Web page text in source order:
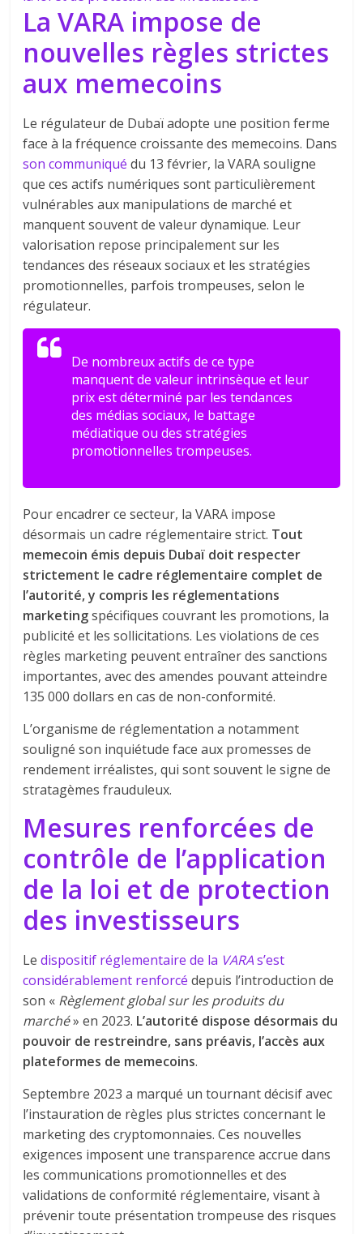
La VARA impose de
nouvelles règles strictes
aux memecoins
Le régulateur de Dubaï adopte une position ferme
face à la fréquence croissante des memecoins. Dans
son communiqué du 13 février, la VARA souligne
que ces actifs numériques sont particulièrement
vulnérables aux manipulations de marché et
manquent souvent de valeur dynamique. Leur
valorisation repose principalement sur les
tendances des réseaux sociaux et les stratégies
promotionnelles, parfois trompeuses, selon le
régulateur.
De nombreux actifs de ce type
manquent de valeur intrinsèque et leur
prix est déterminé par les tendances
des médias sociaux, le battage
médiatique ou des stratégies
promotionnelles trompeuses.
Pour encadrer ce secteur, la VARA impose
désormais un cadre réglementaire strict. Tout
memecoin émis depuis Dubaï doit respecter
strictement le cadre réglementaire complet de
l’autorité, y compris les réglementations
marketingspécifiques couvrant les promotions, la
publicité et les sollicitations. Les violations de ces
règles marketing peuvent entraîner des sanctions
importantes, avec des amendes pouvant atteindre
135 000 dollars en cas de non-conformité.
L’organisme de réglementation a notamment
souligné son inquiétude face aux promesses de
rendement irréalistes, qui sont souvent le signe de
stratagèmes frauduleux.
Mesures renforcées de
contrôle de l’application
de la loi et de protection
des investisseurs
Ledispositif réglementaire de la VARAs’est
considérablement renforcé depuis l’introduction de
son « Règlement global sur les produits du
marché» en 2023. L’autorité dispose désormais du
pouvoir de restreindre, sans préavis, l’accès aux
plateformes de memecoins.
Septembre 2023 a marqué un tournant décisif avec
l’instauration de règles plus strictes concernant le
marketing des cryptomonnaies. Ces nouvelles
exigences imposent une transparence accrue dans
les communications promotionnelles et des
validations de conformité réglementaire, visant à
prévenir toute présentation trompeuse des risques